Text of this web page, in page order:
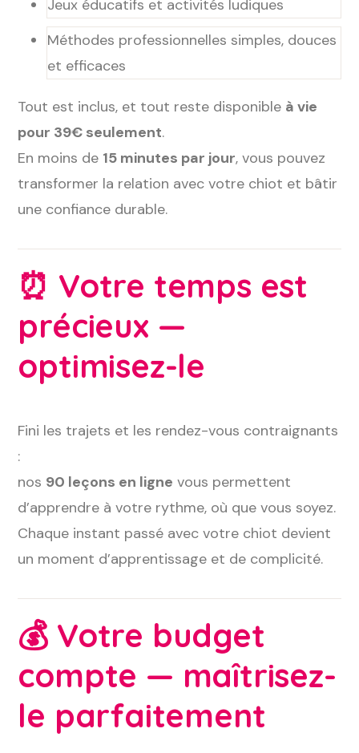
Jeux éducatifs et activités ludiques
Méthodes professionnelles simples, douces
et efficaces
Tout est inclus, et tout reste disponible à vie
pour 39€ seulement.
En moins de 15 minutes par jour, vous pouvez
transformer la relation avec votre chiot et bâtir
une confiance durable.
⏰ Votre temps est
précieux —
optimisez-le
Fini les trajets et les rendez-vous contraignants
:
nos 90 leçons en ligne vous permettent
d’apprendre à votre rythme, où que vous soyez.
Chaque instant passé avec votre chiot devient
un moment d’apprentissage et de complicité.
💰 Votre budget
compte — maîtrisez-
le parfaitement